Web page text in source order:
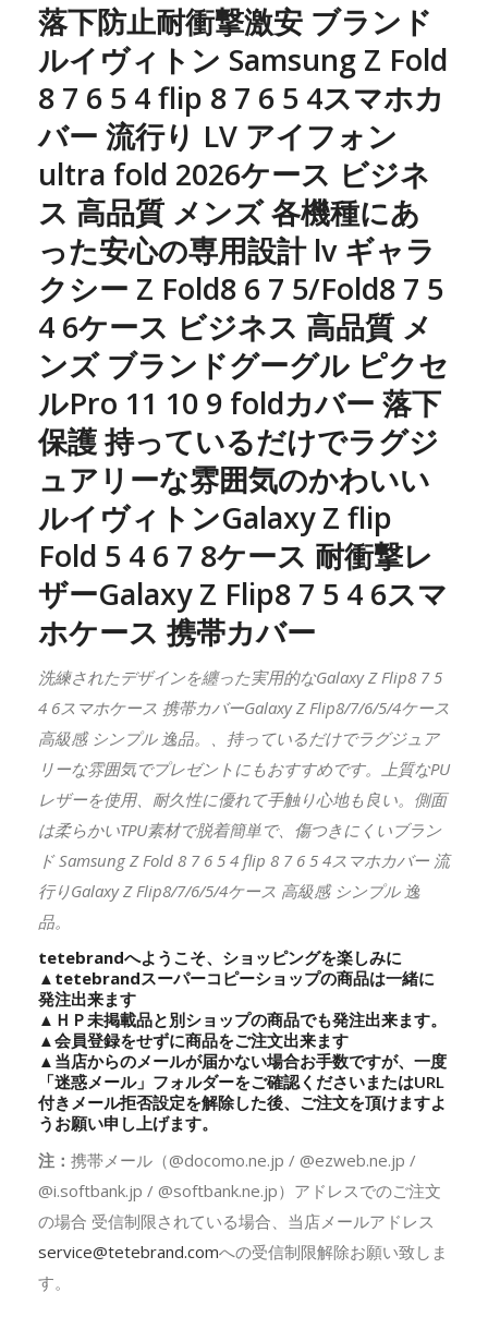
落下防止耐衝撃激安 ブランド
ルイヴィトン Samsung Z Fold
8 7 6 5 4 flip 8 7 6 5 4スマホカ
バー 流行り LV アイフォン
ultra fold 2026ケース ビジネ
ス 高品質 メンズ 各機種にあ
った安心の専用設計 lv ギャラ
クシー Z Fold8 6 7 5/Fold8 7 5
4 6ケース ビジネス 高品質 メ
ンズ ブランドグーグル ピクセ
ルPro 11 10 9 foldカバー 落下
保護 持っているだけでラグジ
ュアリーな雰囲気のかわいい
ルイヴィトンGalaxy Z flip
Fold 5 4 6 7 8ケース 耐衝撃レ
ザーGalaxy Z Flip8 7 5 4 6スマ
ホケース 携帯カバー
洗練されたデザインを纏った実用的なGalaxy Z Flip8 7 5
4 6スマホケース 携帯カバーGalaxy Z Flip8/7/6/5/4ケース
高級感 シンプル 逸品。、持っているだけでラグジュア
リーな雰囲気でプレゼントにもおすすめです。上質なPU
レザーを使用、耐久性に優れて手触り心地も良い。側面
は柔らかいTPU素材で脱着簡単で、傷つきにくいブラン
ド Samsung Z Fold 8 7 6 5 4 flip 8 7 6 5 4スマホカバー 流
行りGalaxy Z Flip8/7/6/5/4ケース 高級感 シンプル 逸
品。
tetebrandへようこそ、ショッピングを楽しみに
▲ tetebrandスーパーコピーショップの商品は一緒に
発注出来ます
▲ＨＰ未掲載品と別ショップの商品でも発注出来ます。
▲会員登録をせずに商品をご注文出来ます
▲当店からのメールが届かない場合お手数ですが、一度
「迷惑メール」フォルダーをご確認くださいまたはURL
付きメール拒否設定を解除した後、ご注文を頂けますよ
うお願い申し上げます。
注： 携帯メール（@docomo.ne.jp / @ezweb.ne.jp /
@i.softbank.jp / @softbank.ne.jp）アドレスでのご注文
の場合 受信制限されている場合、当店メールアドレス
service@tetebrand.comへの受信制限解除お願い致しま
す。